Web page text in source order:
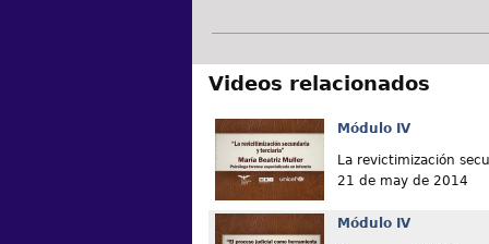
Videos relacionados
Módulo IV
La revictimización
21 de may de 2014
Módulo IV